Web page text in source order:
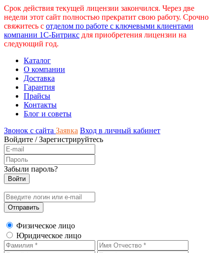
Срок действия текущей лицензии закончился. Через две
недели этот сайт полностью прекратит свою работу. Срочно
свяжитесь с отделом по работе с ключевыми клиентами
компании 1С-Битрикс для приобретения лицензии на
следующий год.
Каталог
О компании
Доставка
Гарантия
Прайсы
Контакты
Блог и советы
Звонок с сайта Заявка Вход в личный кабинет
Войдите /Зарегистрируйтесь
Забыли пароль?
Физическое лицо
Юридическое лицо